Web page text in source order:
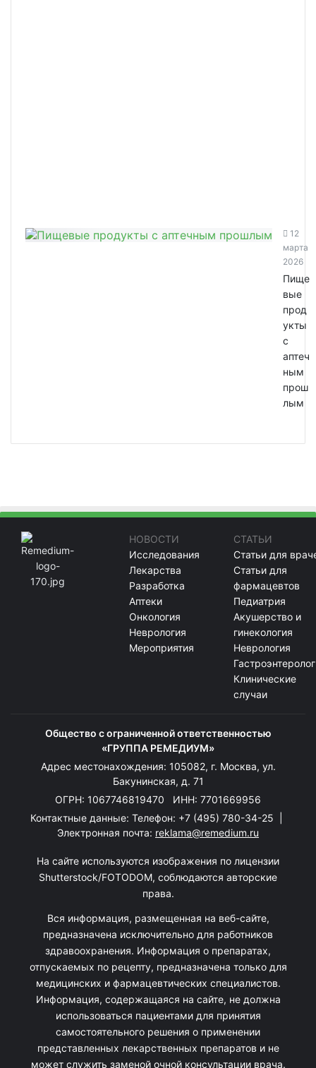
12
марта
2026
Пище
вые
прод
укты
с
аптеч
ным
прош
лым
НОВОСТИ
Исследования
Лекарства
Разработка
Аптеки
Онкология
Неврология
Мероприятия
СТАТЬИ
Статьи для
Статьи для
фармацевтов
Педиатрия
Акушерство и
гинекология
Неврология
Клинические
случаи
Общество с ограниченной ответственностью
«ГРУППА РЕМЕДИУМ»
Адрес местонахождения: 105082, г. Москва, ул.
Бакунинская, д. 71
ОГРН: 1067746819470 ИНН: 7701669956
Контактные данные: Телефон: +7 (495) 780-34-25
Электронная почта: reklama@remedium.ru
На сайте используются изображения по лицензии
Shutterstock/FOTODOM, соблюдаются авторские
права.
Вся информация, размещенная на веб-сайте,
предназначена исключительно для работников
здравоохранения. Информация о препаратах,
отпускаемых по рецепту, предназначена только для
медицинских и фармацевтических специалистов.
Информация, содержащаяся на сайте, не должна
использоваться пациентами для принятия
самостоятельного решения о применении
представленных лекарственных препаратов и не
может служить заменой очной консультации врача.